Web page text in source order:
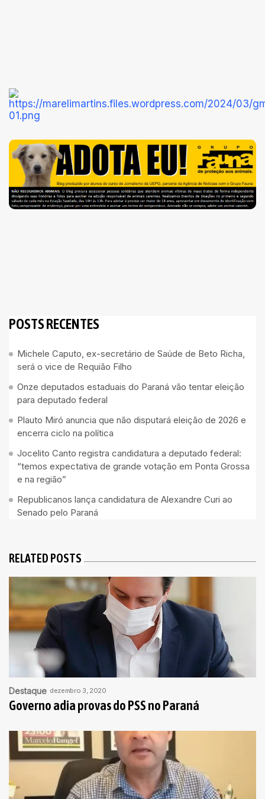
POSTS RECENTES
Michele Caputo, ex-secretário de Saúde de Beto Richa,
será o vice de Requião Filho
Onze deputados estaduais do Paraná vão tentar eleição
para deputado federal
Plauto Miró anuncia que não disputará eleição de 2026 e
encerra ciclo na política
Jocelito Canto registra candidatura a deputado federal:
“temos expectativa de grande votação em Ponta Grossa
e na região”
Republicanos lança candidatura de Alexandre Curi ao
Senado pelo Paraná
RELATED POSTS
Destaque dezembro 3, 2020
Governo adia provas do PSS no Paraná